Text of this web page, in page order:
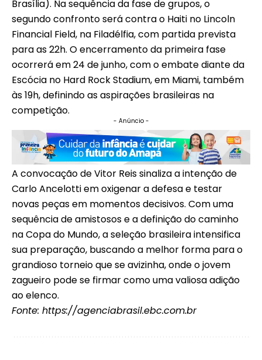
Brasília). Na sequência da fase de grupos, o
segundo confronto será contra o Haiti no Lincoln
Financial Field, na Filadélfia, com partida prevista
para as 22h. O encerramento da primeira fase
ocorrerá em 24 de junho, com o embate diante da
Escócia no Hard Rock Stadium, em Miami, também
às 19h, definindo as aspirações brasileiras na
competição.
- Anúncio -
A convocação de Vitor Reis sinaliza a intenção de
Carlo Ancelotti em oxigenar a defesa e testar
novas peças em momentos decisivos. Com uma
sequência de amistosos e a definição do caminho
na Copa do Mundo, a seleção brasileira intensifica
sua preparação, buscando a melhor forma para o
grandioso torneio que se avizinha, onde o jovem
zagueiro pode se firmar como uma valiosa adição
ao elenco.
Fonte: https://agenciabrasil.ebc.com.br